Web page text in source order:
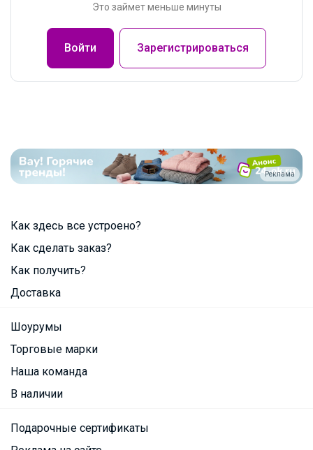
Это займет меньше минуты
Войти Зарегистрироваться
Реклама
Как здесь все устроено?
Как сделать заказ?
Как получить?
Доставка
Шоурумы
Торговые марки
Наша команда
В наличии
Подарочные сертификаты